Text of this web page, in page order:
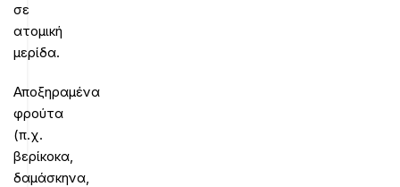
σε
ατομική
μερίδα.
Αποξηραμένα
φρούτα
(π.χ.
βερίκοκα,
δαμάσκηνα,